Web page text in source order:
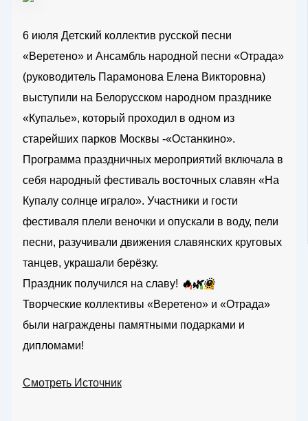
6 июля Детский коллектив русской песни
«Веретено» и Ансамбль народной песни «Отрада»
(руководитель Парамонова Елена Викторовна)
выступили на Белорусском народном празднике
«Купалье», который проходил в одном из
старейших парков Москвы -«Останкино».
Программа праздничных мероприятий включала в
себя народный фестиваль восточных славян «На
Купалу солнце играло». Участники и гости
фестиваля плели веночки и опускали в воду, пели
песни, разучивали движения славянских круговых
танцев, украшали берёзку.
Праздник получился на славу! 🔥🌿🌞
Творческие коллективы «Веретено» и «Отрада»
были награждены памятными подарками и
дипломами!
Смотреть Источник